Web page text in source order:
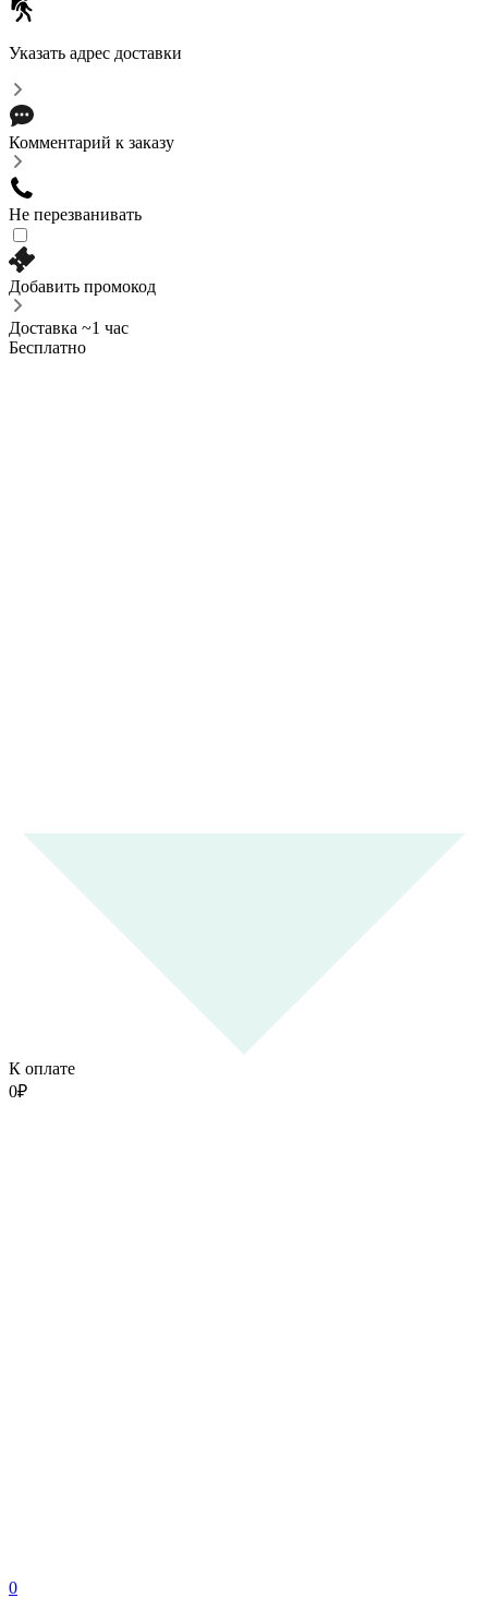
Указать адрес доставки
Комментарий к заказу
Не перезванивать
Добавить промокод
Доставка ~1 час
Бесплатно
К оплате
0₽
0